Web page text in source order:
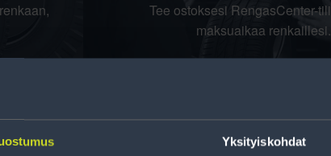
Yksityiskohdat
Tee ostoksesi RengasCenter-
maksuaikaa renkaillesi.